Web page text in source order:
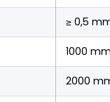
≥ 0,5
1000 mm
2000